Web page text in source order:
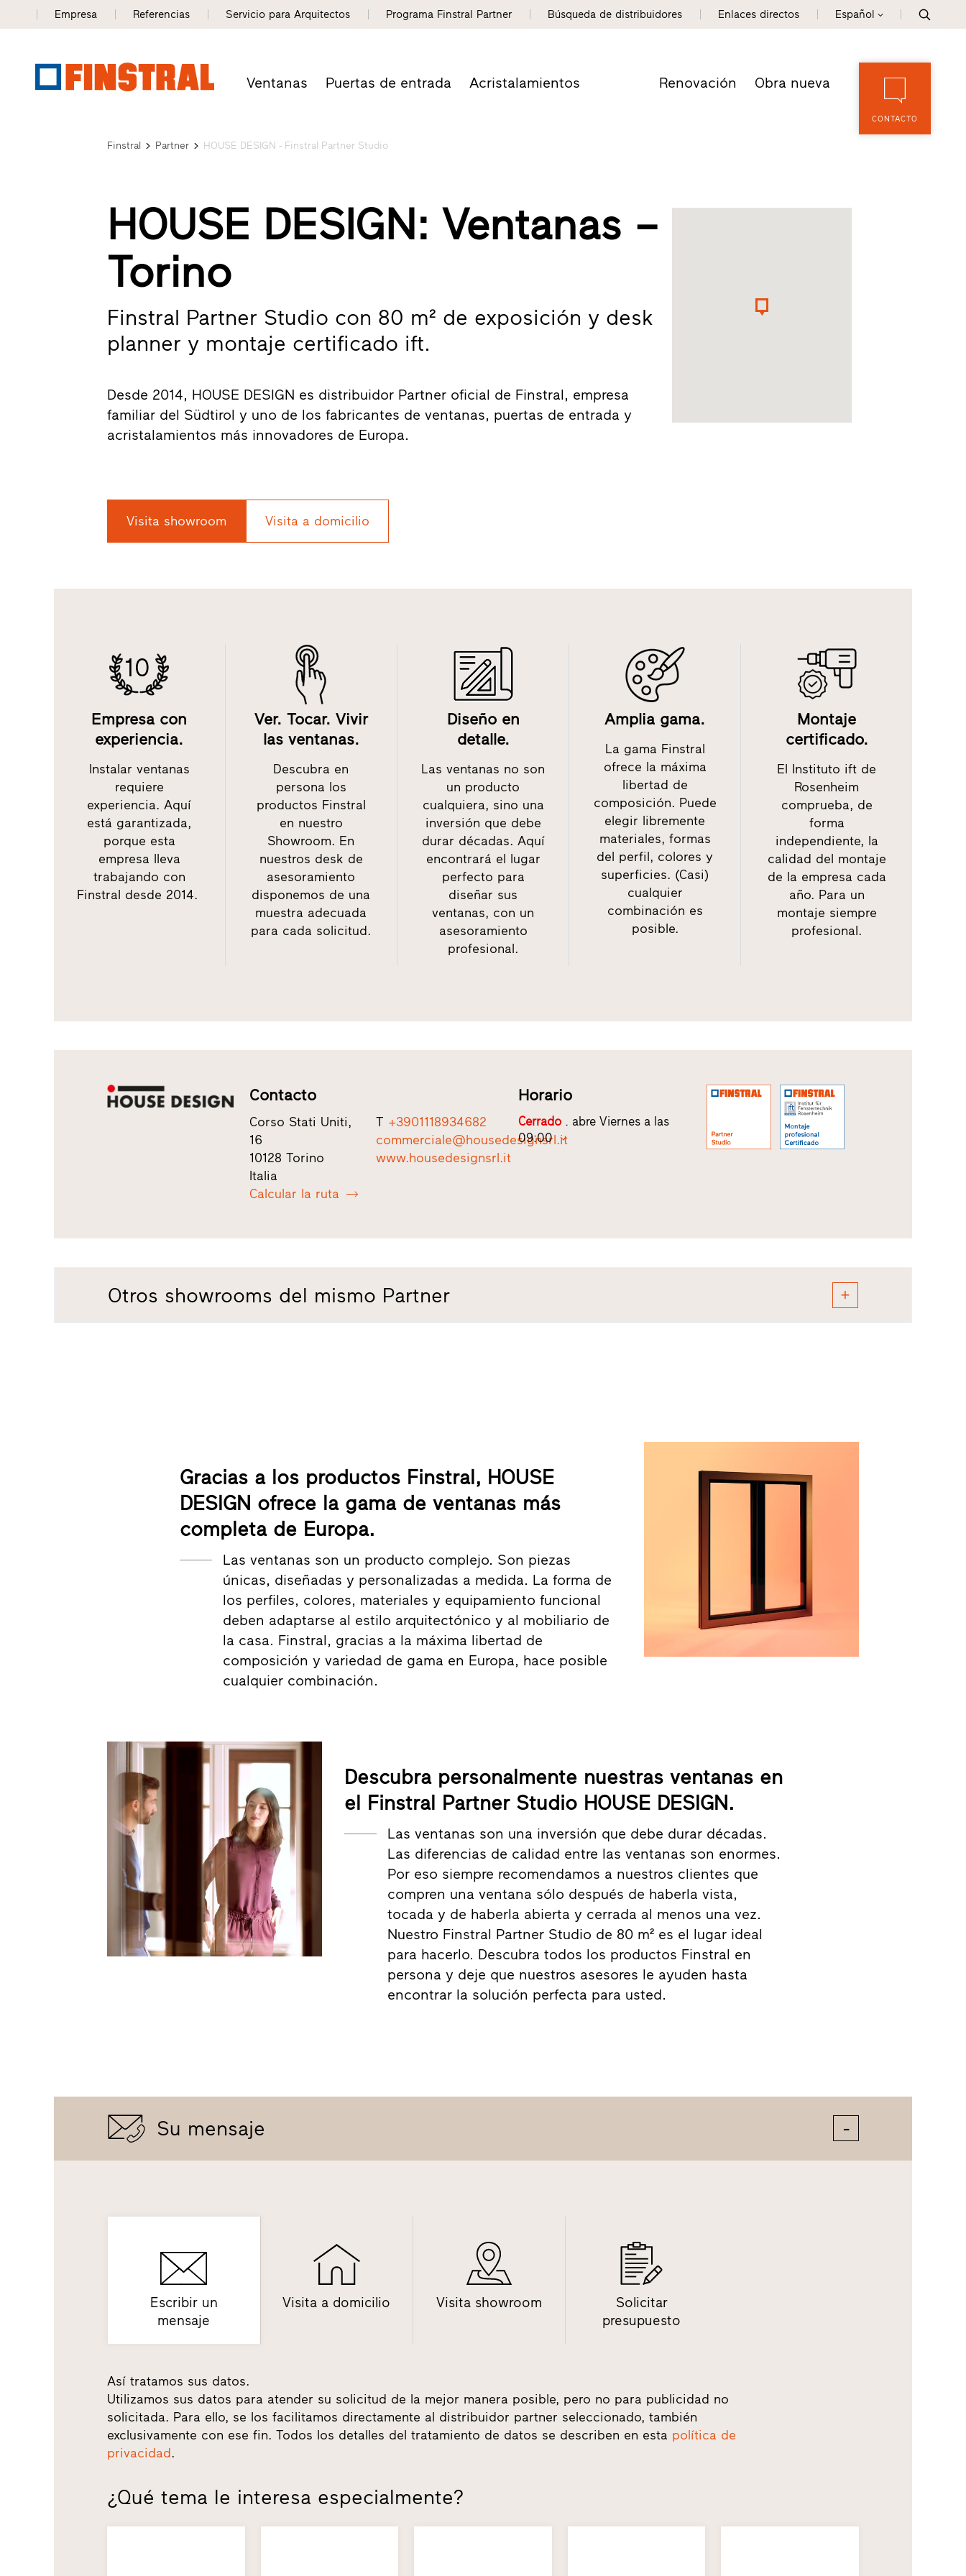
Empresa Referencias Servicio para Arquitectos Programa Finstral Partner Búsqueda de distribuidores Enlaces directos Español
Ventanas Puertas de entrada Acristalamientos Renovación Obra nueva
CONTACTO
Finstral Partner HOUSE DESIGN - Finstral Partner Studio
HOUSE DESIGN: Ventanas –
Torino
Finstral Partner Studio con 80 m² de exposición y desk
planner y montaje certificado ift.
Desde 2014, HOUSE DESIGN es distribuidor Partner oficial de Finstral, empresa
familiar del Südtirol y uno de los fabricantes de ventanas, puertas de entrada y
acristalamientos más innovadores de Europa.
Visita showroom Visita a domicilio
10
Empresa con
experiencia.
Instalar ventanas
requiere
experiencia. Aquí
está garantizada,
porque esta
empresa lleva
trabajando con
Finstral desde 2014.
Ver. Tocar. Vivir
las ventanas.
Descubra en
persona los
productos Finstral
en nuestro
Showroom. En
nuestros desk de
asesoramiento
disponemos de una
muestra adecuada
para cada solicitud.
Diseño en
detalle.
Las ventanas no son
un producto
cualquiera, sino una
inversión que debe
durar décadas. Aquí
encontrará el lugar
perfecto para
diseñar sus
ventanas, con un
asesoramiento
profesional.
Amplia gama.
La gama Finstral
ofrece la máxima
libertad de
composición. Puede
elegir libremente
materiales, formas
del perfil, colores y
superficies. (Casi)
cualquier
combinación es
posible.
Montaje
certificado.
El Instituto ift de
Rosenheim
comprueba, de
forma
independiente, la
calidad del montaje
de la empresa cada
año. Para un
montaje siempre
profesional.
Contacto
Corso Stati Uniti,
16
10128 Torino
Italia
Calcular la ruta
T +3901118934682
commerciale@housedesignsrl.it
www.housedesignsrl.it
Horario
Cerrado. abre Viernes a las
09:00
Otros showrooms del mismo Partner
Gracias a los productos Finstral, HOUSE
DESIGN ofrece la gama de ventanas más
completa de Europa.
Las ventanas son un producto complejo. Son piezas
únicas, diseñadas y personalizadas a medida. La forma de
los perfiles, colores, materiales y equipamiento funcional
deben adaptarse al estilo arquitectónico y al mobiliario de
la casa. Finstral, gracias a la máxima libertad de
composición y variedad de gama en Europa, hace posible
cualquier combinación.
Descubra personalmente nuestras ventanas en
el Finstral Partner Studio HOUSE DESIGN.
Las ventanas son una inversión que debe durar décadas.
Las diferencias de calidad entre las ventanas son enormes.
Por eso siempre recomendamos a nuestros clientes que
compren una ventana sólo después de haberla vista,
tocada y de haberla abierta y cerrada al menos una vez.
Nuestro Finstral Partner Studio de 80 m² es el lugar ideal
para hacerlo. Descubra todos los productos Finstral en
persona y deje que nuestros asesores le ayuden hasta
encontrar la solución perfecta para usted.
Su mensaje
Escribir un
mensaje
Visita a domicilio Visita showroom
Solicitar
presupuesto
Así tratamos sus datos.
Utilizamos sus datos para atender su solicitud de la mejor manera posible, pero no para publicidad no
solicitada. Para ello, se los facilitamos directamente al distribuidor partner seleccionado, también
exclusivamente con ese fin. Todos los detalles del tratamiento de datos se describen en esta política de
privacidad.
¿Qué tema le interesa especialmente?